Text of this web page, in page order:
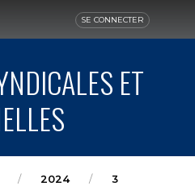
SE CONNECTER
ET
2024
3